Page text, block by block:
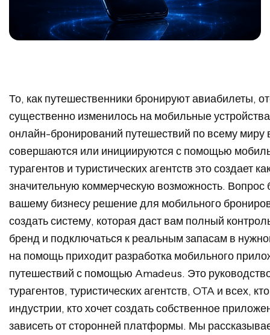
То, как путешественники бронируют авиабилеты,
существенно изменилось на мобильные
онлайн-бронирований путешествий по всему миру
совершаются или инициируются с помощью
турагентов и туристических агентств это создает
значительную коммерческую возможность.
вашему бизнесу решение для мобильного
создать систему, которая даст вам полный
бренд и подключаться к реальным запасам в
на помощь приходит разработка мобильного
путешествий с помощью Amadeus. Это
турагентов, туристических агентств, OTA и всех,
индустрии, кто хочет создать собственное
зависеть от сторонней платформы. Мы